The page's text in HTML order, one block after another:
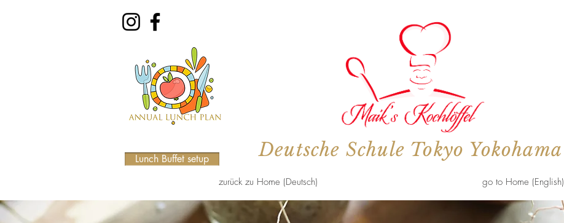
Lunch Buffet setup Deutsche Schule Tokyo Yokohama
zurück zu Home (Deutsch) go to Home (English)